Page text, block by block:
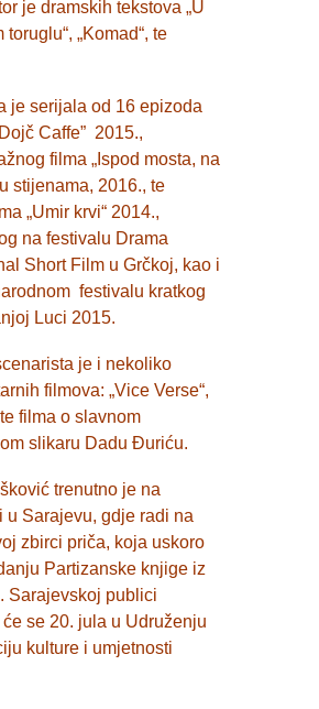
je dramskih tekstova „U
toruglu“, „Komad“, te
je serijala od 16 epizoda
Caffe” 2015.,
filma „Ispod mosta, na
stijenama, 2016., te
„Umir krvi“ 2014.,
na festivalu Drama
Short Film u Grčkoj, kao i
festivalu kratkog
Luci 2015.
je i nekoliko
filmova: „Vice Verse“,
filma o slavnom
slikaru Dadu Đuriću.
trenutno je na
u Sarajevu, gdje radi na
zbirci priča, koja uskoro
Partizanske knjige iz
Sarajevskoj publici
se 20. jula u Udruženju
kulture i umjetnosti